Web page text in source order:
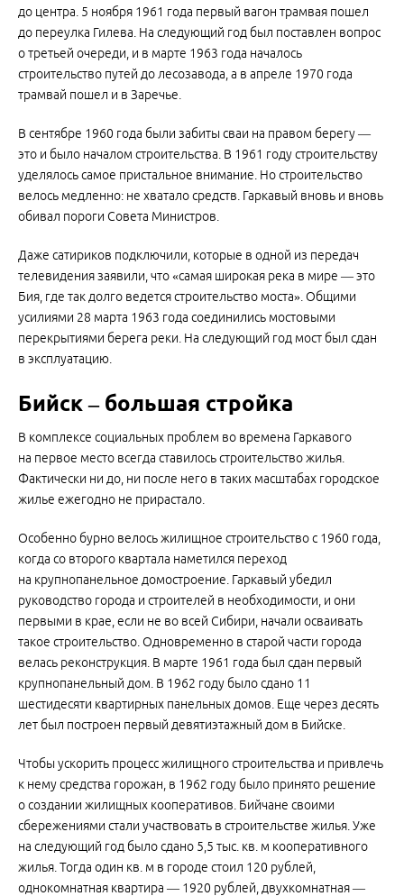
до центра. 5 ноября 1961 года первый вагон трамвая пошел
до переулка Гилева. На следующий год был поставлен вопрос
о третьей очереди, и в марте 1963 года началось
строительство путей до лесозавода, а в апреле 1970 года
трамвай пошел и в Заречье.
В сентябре 1960 года были забиты сваи на правом берегу —
это и было началом строительства. В 1961 году строительству
уделялось самое пристальное внимание. Но строительство
велось медленно: не хватало средств. Гаркавый вновь и вновь
обивал пороги Совета Министров.
Даже сатириков подключили, которые в одной из передач
телевидения заявили, что «самая широкая река в мире — это
Бия, где так долго ведется строительство моста». Общими
усилиями 28 марта 1963 года соединились мостовыми
перекрытиями берега реки. На следующий год мост был сдан
в эксплуатацию.
Бийск – большая стройка
В комплексе социальных проблем во времена Гаркавого
на первое место всегда ставилось строительство жилья.
Фактически ни до, ни после него в таких масштабах городское
жилье ежегодно не прирастало.
Особенно бурно велось жилищное строительство с 1960 года,
когда со второго квартала наметился переход
на крупнопанельное домостроение. Гаркавый убедил
руководство города и строителей в необходимости, и они
первыми в крае, если не во всей Сибири, начали осваивать
такое строительство. Одновременно в старой части города
велась реконструкция. В марте 1961 года был сдан первый
крупнопанельный дом. В 1962 году было сдано 11
шестидесяти квартирных панельных домов. Еще через десять
лет был построен первый девятиэтажный дом в Бийске.
Чтобы ускорить процесс жилищного строительства и привлечь
к нему средства горожан, в 1962 году было принято решение
о создании жилищных кооперативов. Бийчане своими
сбережениями стали участвовать в строительстве жилья. Уже
на следующий год было сдано 5,5 тыс. кв. м кооперативного
жилья. Тогда один кв. м в городе стоил 120 рублей,
однокомнатная квартира — 1920 рублей, двухкомнатная —